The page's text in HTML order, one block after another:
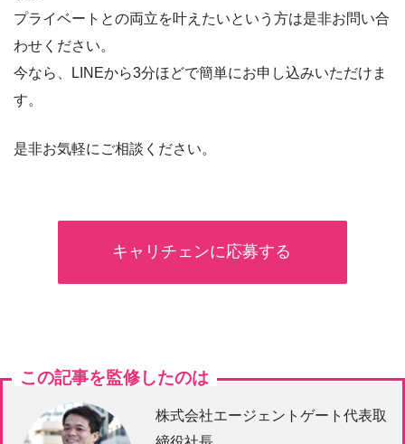
プライベートとの両立を叶えたいという方は是非お問い合
わせください。
今なら、LINEから3分ほどで簡単にお申し込みいただけま
す。
是非お気軽にご相談ください。
キャリチェンに応募する
この記事を監修したのは
株式会社エージェントゲート代表取